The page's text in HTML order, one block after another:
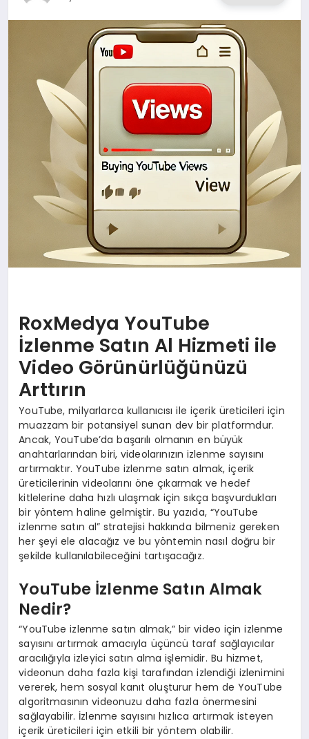
RoxMedya YouTube
İzlenme Satın Al Hizmeti ile
Video Görünürlüğünüzü
Arttırın
YouTube, milyarlarca kullanıcısı ile içerik üreticileri için
muazzam bir potansiyel sunan dev bir platformdur.
Ancak, YouTube’da başarılı olmanın en büyük
anahtarlarından biri, videolarınızın izlenme sayısını
artırmaktır. YouTube izlenme satın almak, içerik
üreticilerinin videolarını öne çıkarmak ve hedef
kitlelerine daha hızlı ulaşmak için sıkça başvurdukları
bir yöntem haline gelmiştir. Bu yazıda, “YouTube
izlenme satın al” stratejisi hakkında bilmeniz gereken
her şeyi ele alacağız ve bu yöntemin nasıl doğru bir
şekilde kullanılabileceğini tartışacağız.
YouTube İzlenme Satın Almak
Nedir?
“YouTube izlenme satın almak,” bir video için izlenme
sayısını artırmak amacıyla üçüncü taraf sağlayıcılar
aracılığıyla izleyici satın alma işlemidir. Bu hizmet,
videonun daha fazla kişi tarafından izlendiği izlenimini
vererek, hem sosyal kanıt oluşturur hem de YouTube
algoritmasının videonuzu daha fazla önermesini
sağlayabilir. İzlenme sayısını hızlıca artırmak isteyen
içerik üreticileri için etkili bir yöntem olabilir.